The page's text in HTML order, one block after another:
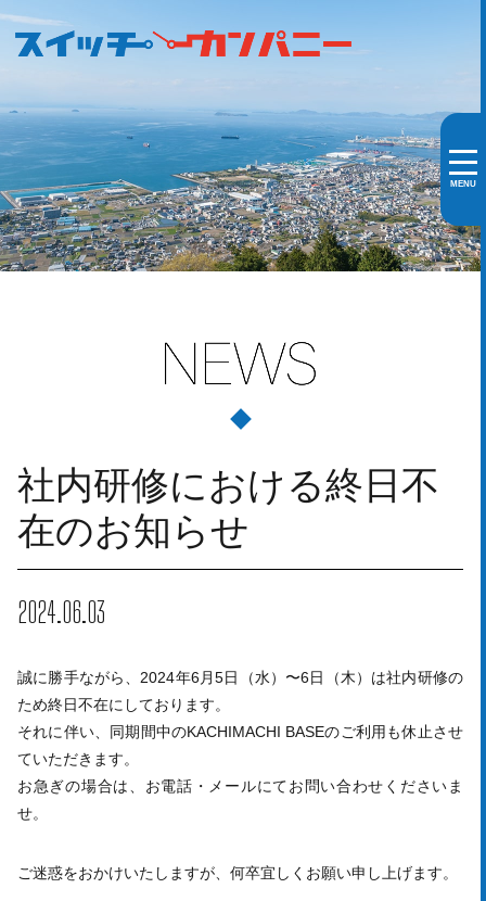
MENU
社内研修における終日不
在のお知らせ
2024.06.03
誠に勝手ながら、2024年6月5日（水）〜6日（木）は社内研修の
ため終日不在にしております。
それに伴い、同期間中のKACHIMACHI BASEのご利用も休止させ
ていただきます。
お急ぎの場合は、お電話・メールにてお問い合わせくださいま
せ。
ご迷惑をおかけいたしますが、何卒宜しくお願い申し上げます。